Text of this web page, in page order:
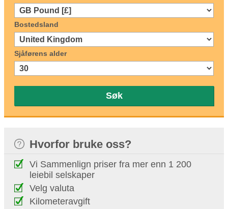
Bostedsland
Sjåførens alder
Søk
Hvorfor bruke oss?
Vi Sammenlign priser fra mer enn 1 200
leiebil selskaper
Velg valuta
Kilometeravgift